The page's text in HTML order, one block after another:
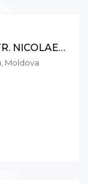
APARTAMENT CU 2 CAMERE, STR. NICOLAE MILESCU SPĂTARU, CIOCANA
Moldova